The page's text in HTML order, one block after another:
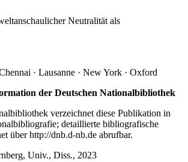
Neutralität als
· Lausanne · New York · Oxford
der Deutschen Nationalbibliothek
verzeichnet diese Publikation in
detaillierte bibliografische
überhttp://dnb.d-nb.de abrufbar.
Univ., Diss., 2023